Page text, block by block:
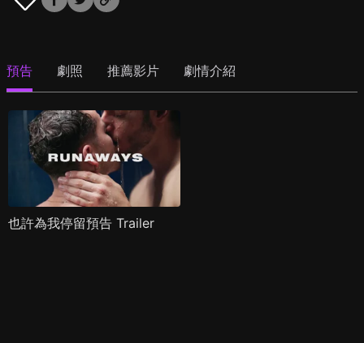
預告 劇照 推薦影片 劇情介紹
也許為我停留預告 Trailer